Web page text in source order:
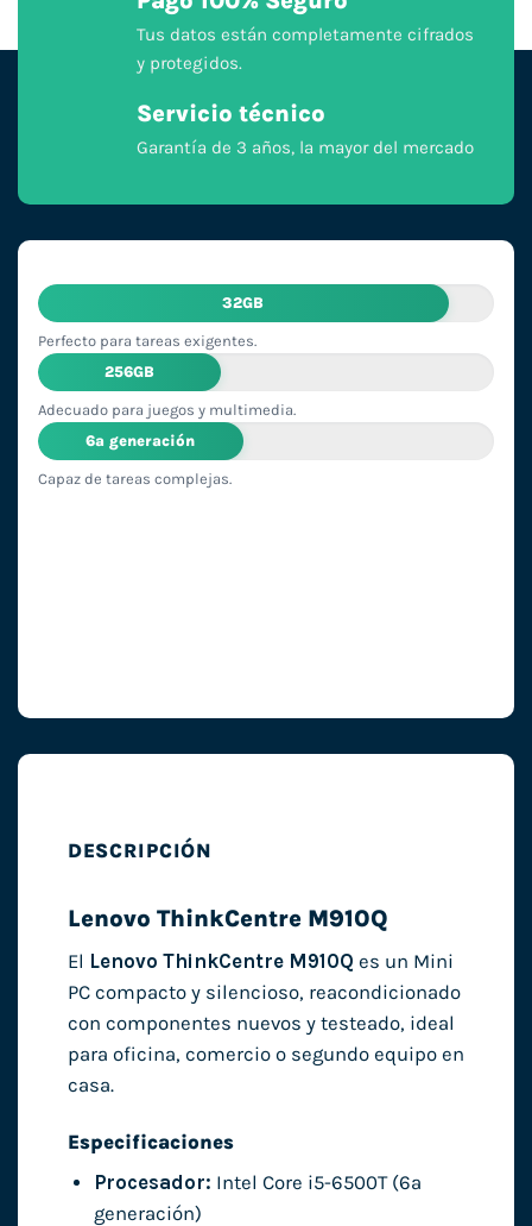
Tus datos están completamente cifrados
y protegidos.
Servicio técnico
Garantía de 3 años, la mayor del mercado
32GB
Perfecto para tareas exigentes.
256GB
Adecuado para juegos y multimedia.
6ª generación
Capaz de tareas complejas.
DESCRIPCIÓN
Lenovo ThinkCentre M910Q
El Lenovo ThinkCentre M910Q es un Mini
PC compacto y silencioso, reacondicionado
con componentes nuevos y testeado, ideal
para oficina, comercio o segundo equipo en
casa.
Especificaciones
Procesador: Intel Core i5-6500T (6ª
generación)